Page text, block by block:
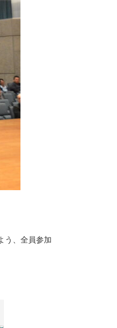
う、全員参加